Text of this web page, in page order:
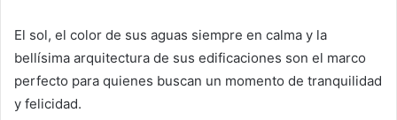
El sol, el color de sus aguas siempre en calma y la
bellísima arquitectura de sus edificaciones son el marco
perfecto para quienes buscan un momento de tranquilidad
y felicidad.